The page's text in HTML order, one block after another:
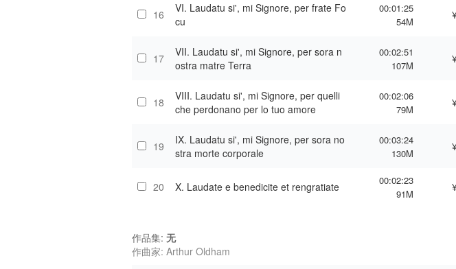
16
VI. Laudatu si', mi Signore, per frate Fo
cu
00:01:25
54M
17
VII. Laudatu si', mi Signore, per sora n
ostra matre Terra
00:02:51
107M
18
VIII. Laudatu si', mi Signore, per quelli
che perdonano per lo tuo amore
00:02:06
79M
19
IX. Laudatu si', mi Signore, per sora no
stra morte corporale
00:03:24
130M
20 X. Laudate e benedicite et rengratiate
00:02:23
91M
作品集: 无
作曲家: Arthur Oldham